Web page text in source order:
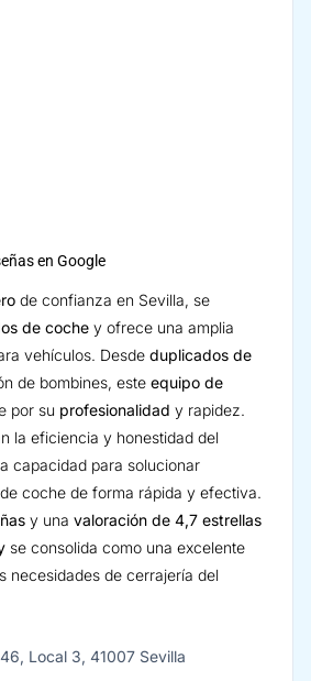
en Google
de confianza en Sevilla, se
de coche y ofrece una amplia
vehículos. Desde duplicados de
de bombines, este equipo de
por su profesionalidad y rapidez.
la eficiencia y honestidad del
capacidad para solucionar
de coche de forma rápida y efectiva.
y una valoración de 4,7 estrellas
se consolida como una excelente
necesidades de cerrajería del
Local 3, 41007 Sevilla